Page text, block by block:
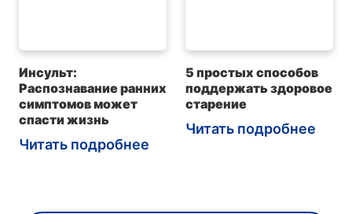
Инсульт:
Распознавание ранних
симптомов может
спасти жизнь
Читать подробнее
5 простых способов
поддержать здоровое
старение
Читать подробнее